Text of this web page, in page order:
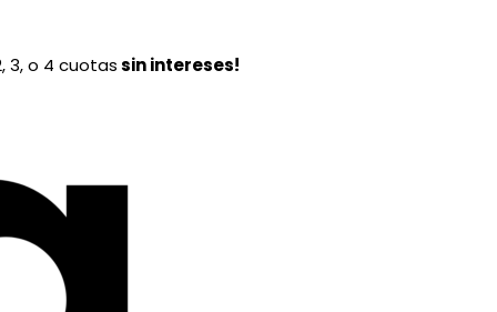
3, o 4 cuotassin intereses!